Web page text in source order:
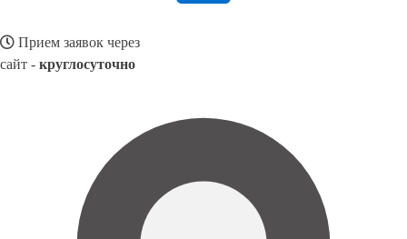
Прием заявок через
сайт - круглосуточно